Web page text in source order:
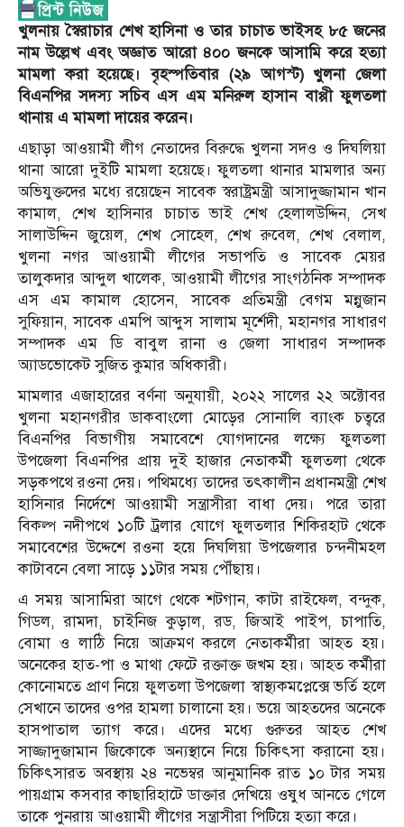
খুলনায় স্বৈরাচার শেখ হাসিনা ও তার চাচাত ভাইসহ ৮৫ জনের
নাম উল্লেখ এবং অজ্ঞাত আরো ৪০০ জনকে আসামি করে হত্যা
মামলা করা হয়েছে। বৃহস্পতিবার (২৯ আগস্ট) খুলনা জেলা
বিএনপির সদস্য সচিব এস এম মনিরুল হাসান বাপ্পী ফুলতলা
থানায় এ মামলা দায়ের করেন।
এছাড়া আওয়ামী লীগ নেতাদের বিরুদ্ধে খুলনা সদও ও দিঘলিয়া
থানা আরো দুইটি মামলা হয়েছে। ফুলতলা থানার মামলার অন্য
অভিযুক্তদের মধ্যে রয়েছেন সাবেক স্বরাষ্ট্রমন্ত্রী আসাদুজ্জামান খান
কামাল, শেখ হাসিনার চাচাত ভাই শেখ হেলালউদ্দিন, সেখ
সালাউদ্দিন জুয়েল, শেখ সোহেল, শেখ রুবেল, শেখ বেলাল,
খুলনা নগর আওয়ামী লীগের সভাপতি ও সাবেক মেয়র
তালুকদার আব্দুল খালেক, আওয়ামী লীগের সাংগঠনিক সম্পাদক
এস এম কামাল হোসেন, সাবেক প্রতিমন্ত্রী বেগম মন্নুজান
সুফিয়ান, সাবেক এমপি আব্দুস সালাম মূর্শেদী, মহানগর সাধারণ
সম্পাদক এম ডি বাবুল রানা ও জেলা সাধারণ সম্পাদক
অ্যাডভোকেট সুজিত কুমার অধিকারী।
মামলার এজাহারের বর্ণনা অনুযায়ী, ২০২২ সালের ২২ অক্টোবর
খুলনা মহানগরীর ডাকবাংলো মোড়ের সোনালি ব্যাংক চত্বরে
বিএনপির বিভাগীয় সমাবেশে যোগদানের লক্ষ্যে ফুলতলা
উপজেলা বিএনপির প্রায় দুই হাজার নেতাকর্মী ফুলতলা থেকে
সড়কপথে রওনা দেয়। পথিমধ্যে তাদের তৎকালীন প্রধানমন্ত্রী শেখ
হাসিনার নির্দেশে আওয়ামী সন্ত্রাসীরা বাধা দেয়। পরে তারা
বিকল্প নদীপথে ১০টি ট্রলার যোগে ফুলতলার শিকিরহাট থেকে
সমাবেশের উদ্দেশে রওনা হয়ে দিঘলিয়া উপজেলার চন্দনীমহল
কাটাবনে বেলা সাড়ে ১১টার সময় পৌঁছায়।
এ সময় আসামিরা আগে থেকে শটগান, কাটা রাইফেল, বন্দুক,
গিডল, রামদা, চাইনিজ কুড়াল, রড, জিআই পাইপ, চাপাতি,
বোমা ও লাঠি নিয়ে আক্রমণ করলে নেতাকর্মীরা আহত হয়।
অনেকের হাত-পা ও মাথা ফেটে রক্তাক্ত জখম হয়। আহত কর্মীরা
কোনোমতে প্রাণ নিয়ে ফুলতলা উপজেলা স্বাস্থ্যকমপ্লেক্সে ভর্তি হলে
সেখানে তাদের ওপর হামলা চালানো হয়। ভয়ে আহতদের অনেকে
হাসপাতাল ত্যাগ করে। এদের মধ্যে গুরুতর আহত শেখ
সাজ্জাদুজামান জিকোকে অন্যস্থানে নিয়ে চিকিৎসা করানো হয়।
চিকিৎসারত অবস্থায় ২৪ নভেম্বর আনুমানিক রাত ১০ টার সময়
পায়গ্রাম কসবার কাছারিহাটে ডাক্তার দেখিয়ে ওষুধ আনতে গেলে
তাকে পুনরায় আওয়ামী লীগের সন্ত্রাসীরা পিটিয়ে হত্যা করে।